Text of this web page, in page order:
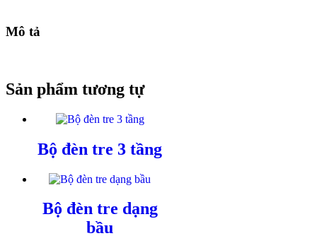
Mô tả
Sản phẩm tương tự
Bộ đèn tre 3 tầng
Bộ đèn tre dạng
bầu